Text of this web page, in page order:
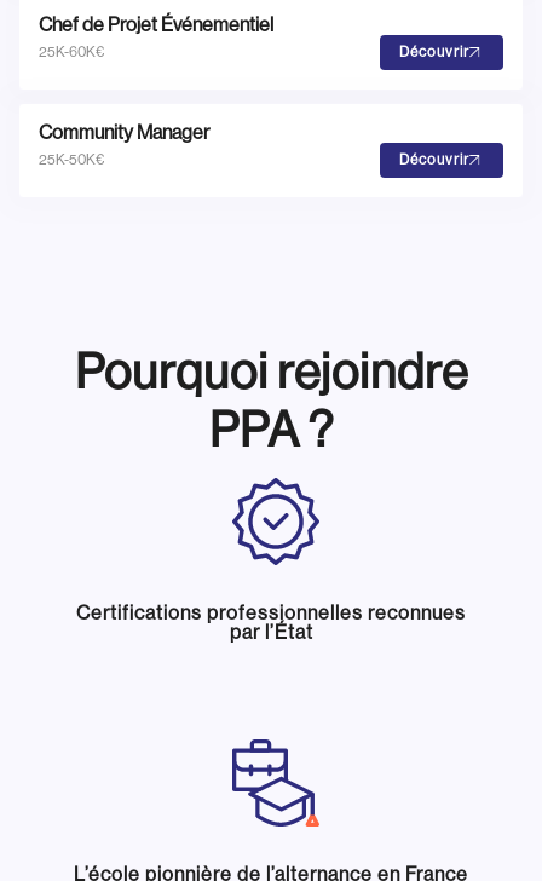
Chef de Projet Événementiel
25K-60K€ Découvrir
Community Manager
25K-50K€ Découvrir
Pourquoi rejoindre
PPA ?
Certifications professionnelles reconnues
par l’État
L’école pionnière de l’alternance en France